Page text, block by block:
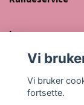
Les mer
Vi
Vi bruker
fortsette.